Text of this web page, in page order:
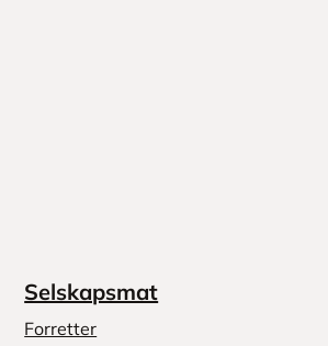
Selskapsmat
Forretter